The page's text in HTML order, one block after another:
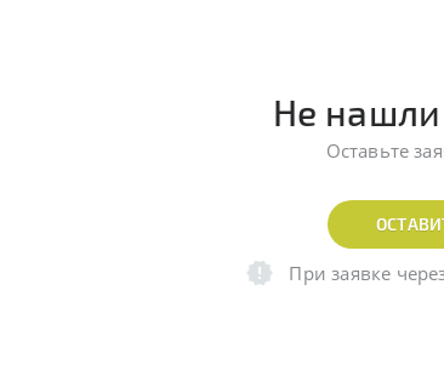
Не
Оставьте
При заявке